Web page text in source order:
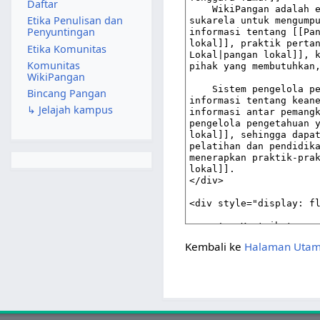
Kembali ke Halaman
Daftar
Etika Penulisan dan
Penyuntingan
Etika Komunitas
Komunitas
WikiPangan
Bincang Pangan
↳ Jelajah kampus